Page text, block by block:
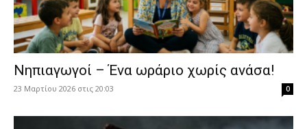
Νηπιαγωγοί – Ένα ωράριο χωρίς ανάσα!
23 Μαρτίου 2026 στις 20:03 0